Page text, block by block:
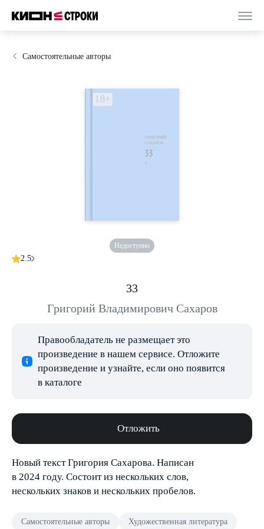
Самостоятельные авторы
Недоступно
2.5
33
Григорий Владимирович Сахаров
Правообладатель не размещает это
произведение в нашем сервисе. Отложите
произведение и узнайте, если оно появится
в каталоге
Отложить
Новый текст Григория Сахарова. Написан
в 2024 году. Состоит из нескольких слов,
нескольких знаков и нескольких пробелов.
Самостоятельные авторы Художественная литература